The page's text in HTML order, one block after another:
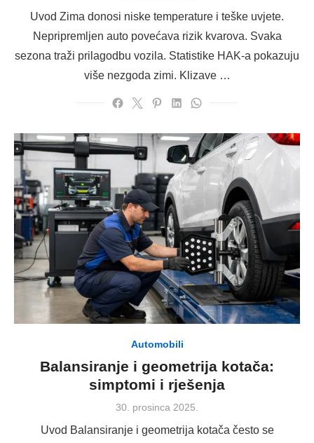
Uvod Zima donosi niske temperature i teške uvjete.
Nepripremljen auto povećava rizik kvarova. Svaka
sezona traži prilagodbu vozila. Statistike HAK-a pokazuju
više nezgoda zimi. Klizave …
Automobili
Balansiranje i geometrija kotača:
simptomi i rješenja
Posted
30. prosinca 2025.
Uvod Balansiranje i geometrija kotača često se